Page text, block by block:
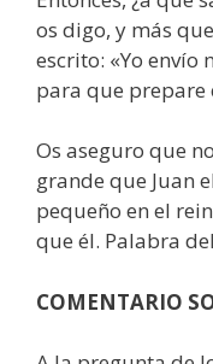
os digo, y más
escrito: «Yo envío
para que prepare
Os aseguro que
grande que Juan
pequeño en el
que él. Palabra
COMENTARIO